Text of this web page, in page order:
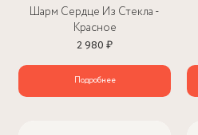
Шарм Сердце Из Стекла -
Красное
2 980 ₽
Подробнее